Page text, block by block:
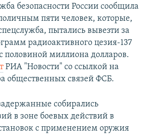
РС безопасности России сообщила
пяти человек, которые,
пытались вывезти за
радиоактивного цезия-137
половиной миллиона долларов.
РИА "Новости" со ссылкой на
общественных связей ФСБ.
собирались
в зоне боевых действий в
с применением оружия